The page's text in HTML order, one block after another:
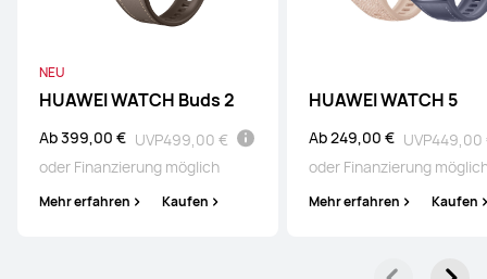
NEU
HUAWEI WATCH Buds 2
Ab 399,00 € UVP499,00 €
oder Finanzierung möglich
Mehr erfahren Kaufen
HUAWEI WATCH 5
Ab 249,00 € UVP449,00
oder Finanzierung
Mehr erfahren Kaufen